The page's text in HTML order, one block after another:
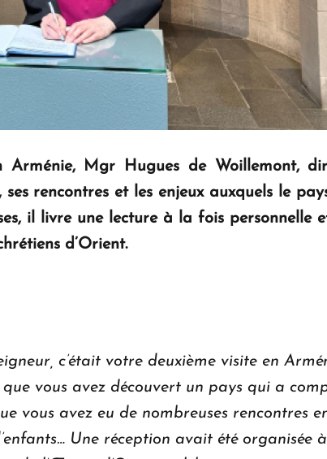
Arménie, Mgr Hugues de Woillemont,
ses rencontres et les enjeux auxquels le
il livre une lecture à la fois personnelle
d’Orient.
c’était votre deuxième visite en
que vous avez découvert un pays qui a
vous avez eu de nombreuses rencontres
Une réception avait été organisée